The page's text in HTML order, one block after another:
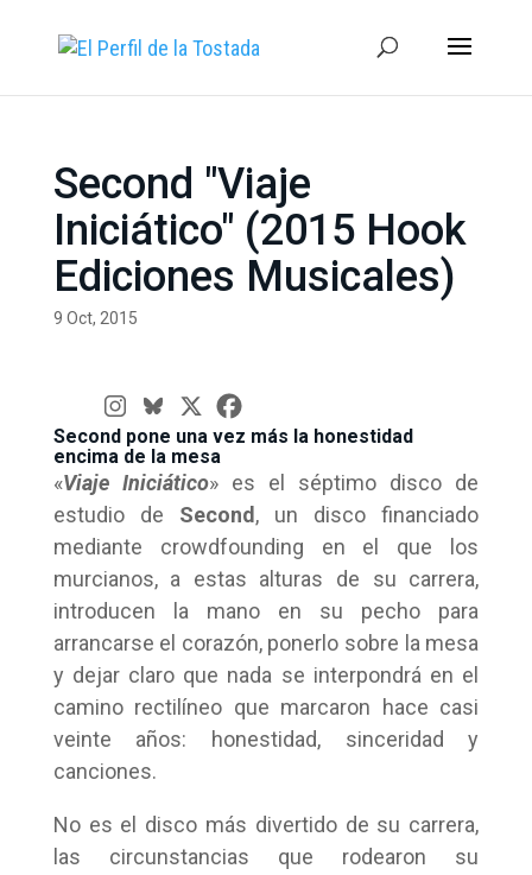
Second "Viaje
Iniciático" (2015 Hook
Ediciones Musicales)
9 Oct, 2015
Second pone una vez más la honestidad
encima de la mesa
«Viaje Iniciático» es el séptimo disco de
estudio de Second , un disco financiado
mediante crowdfounding en el que los
murcianos, a estas alturas de su carrera,
introducen la mano en su pecho para
arrancarse el corazón, ponerlo sobre la mesa
y dejar claro que nada se interpondrá en el
camino rectilíneo que marcaron hace casi
veinte años: honestidad, sinceridad y
canciones.
No es el disco más divertido de su carrera,
las circunstancias que rodearon su